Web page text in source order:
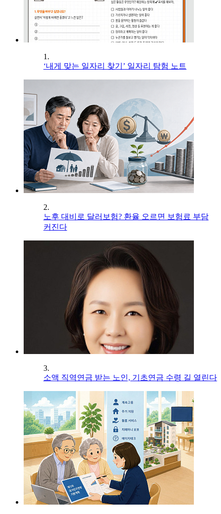
1.
‘내게 맞는 일자리 찾기’ 일자리 탐험 노트
2.
노후 대비로 달러보험? 환율 오르면 보험료 부담
커진다
3.
소액 직역연금 받는 노인, 기초연금 수령 길 열린다